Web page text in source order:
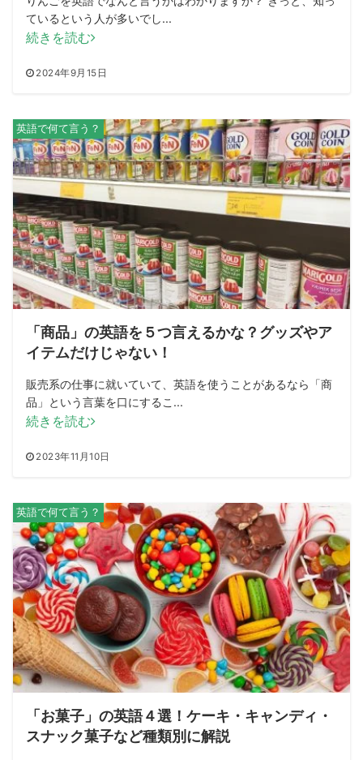
ているという人が多いでし...
2024年9月15日
続きを読む
英語で何て言う？
「商品」の英語を５つ言えるかな？グッズやア
イテムだけじゃない！
販売系の仕事に就いていて、英語を使うことがあるなら「商
品」という言葉を口にするこ...
2023年11月10日
続きを読む
英語で何て言う？
「お菓子」の英語４選！ケーキ・キャンディ・
スナック菓子など種類別に解説